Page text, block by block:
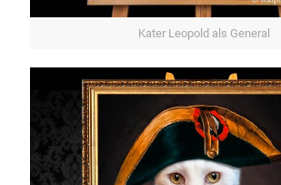
Kater Leopold als General